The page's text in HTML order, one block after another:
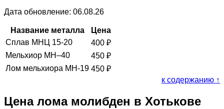
Дата обновление: 06.08.26
Название металла
Цена
Сплав МНЦ 15-20
400 ₽
Мельхиор МН–40
450 ₽
Лом мельхиора МН-19 450 ₽
к содержанию ↑
Цена лома молибден в Хотькове